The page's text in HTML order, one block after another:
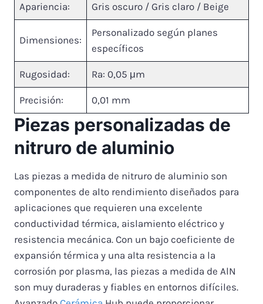
Apariencia: Gris oscuro / Gris claro / Beige
Dimensiones:
Personalizado según planes
específicos
Rugosidad: Ra: 0,05 μm
Precisión: 0,01 mm
Piezas personalizadas de
nitruro de aluminio
Las piezas a medida de nitruro de aluminio son
componentes de alto rendimiento diseñados para
aplicaciones que requieren una excelente
conductividad térmica, aislamiento eléctrico y
resistencia mecánica. Con un bajo coeficiente de
expansión térmica y una alta resistencia a la
corrosión por plasma, las piezas a medida de AlN
son muy duraderas y fiables en entornos difíciles.